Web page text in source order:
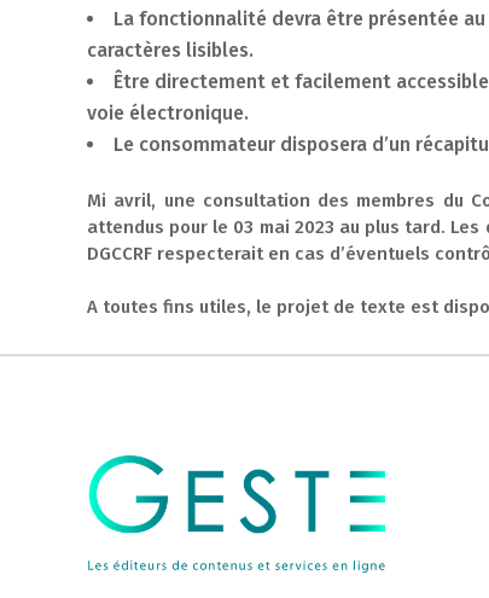
La fonctionnalité devra être présentée
caractères lisibles.
Être directement et facilement
voie électronique.
Le consommateur disposera d’un
Mi avril, une consultation des membres du
attendus pour le 03 mai 2023 au plus tard.
DGCCRF respecterait en cas d’éventuels
A toutes fins utiles, le projet de texte est